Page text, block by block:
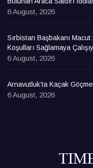
6 August, 2026
Sırbistan Başbakanı
Koşulları Sağlamaya
6 August, 2026
Arnavutluk’ta Kaçak
6 August, 2026